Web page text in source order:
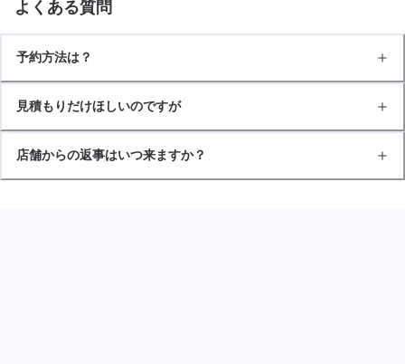
よくある質問
予約方法は？
見積もりだけほしいのですが
店舗からの返事はいつ来ますか？